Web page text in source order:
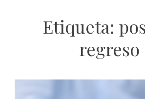
Etiqueta:
regreso